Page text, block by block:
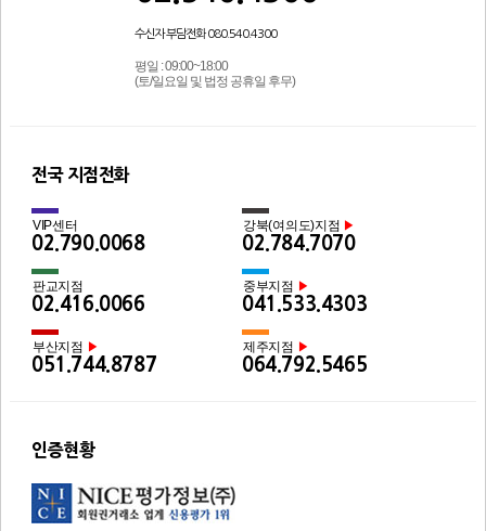
수신자 부담전화 080.540.4300
평일 : 09:00~18:00
(토/일요일 및 법정 공휴일 후무)
전국 지점전화
VIP센터
02.790.0068
강북(여의도)지점 ▶
02.784.7070
판교지점
02.416.0066
중부지점 ▶
041.533.4303
부산지점 ▶
051.744.8787
제주지점 ▶
064.792.5465
인증현황